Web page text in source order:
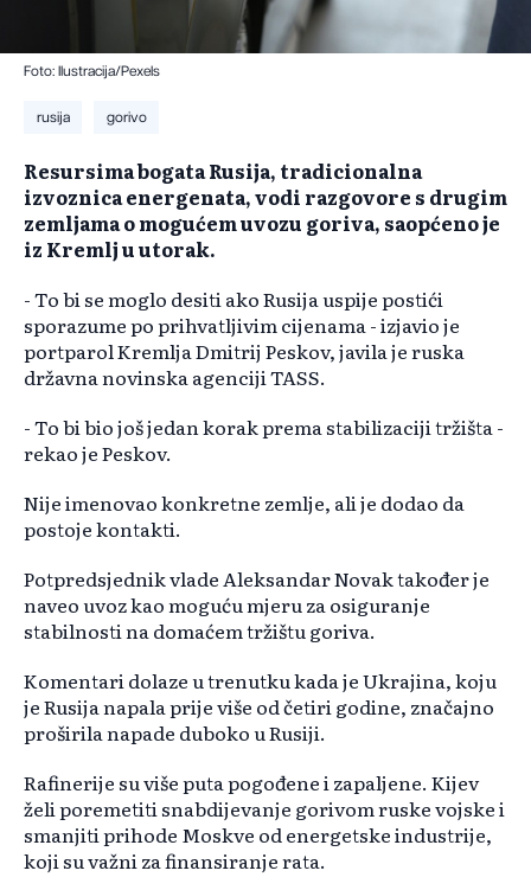
Foto: Ilustracija/Pexels
rusija gorivo
Resursima bogata Rusija, tradicionalna
izvoznica energenata, vodi razgovore s drugim
zemljama o mogućem uvozu goriva, saopćeno je
iz Kremlj u utorak.
- To bi se moglo desiti ako Rusija uspije postići
sporazume po prihvatljivim cijenama - izjavio je
portparol Kremlja Dmitrij Peskov, javila je ruska
državna novinska agenciji TASS.
- To bi bio još jedan korak prema stabilizaciji tržišta -
rekao je Peskov.
Nije imenovao konkretne zemlje, ali je dodao da
postoje kontakti.
Potpredsjednik vlade Aleksandar Novak također je
naveo uvoz kao moguću mjeru za osiguranje
stabilnosti na domaćem tržištu goriva.
Komentari dolaze u trenutku kada je Ukrajina, koju
je Rusija napala prije više od četiri godine, značajno
proširila napade duboko u Rusiji.
Rafinerije su više puta pogođene i zapaljene. Kijev
želi poremetiti snabdijevanje gorivom ruske vojske i
smanjiti prihode Moskve od energetske industrije,
koji su važni za finansiranje rata.